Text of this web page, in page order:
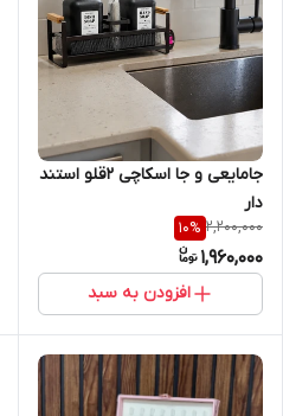
جامایعی و جا اسکاچی ۲قلو استند
دار
2,200,000
10%
1,960,000
افزودن به سبد